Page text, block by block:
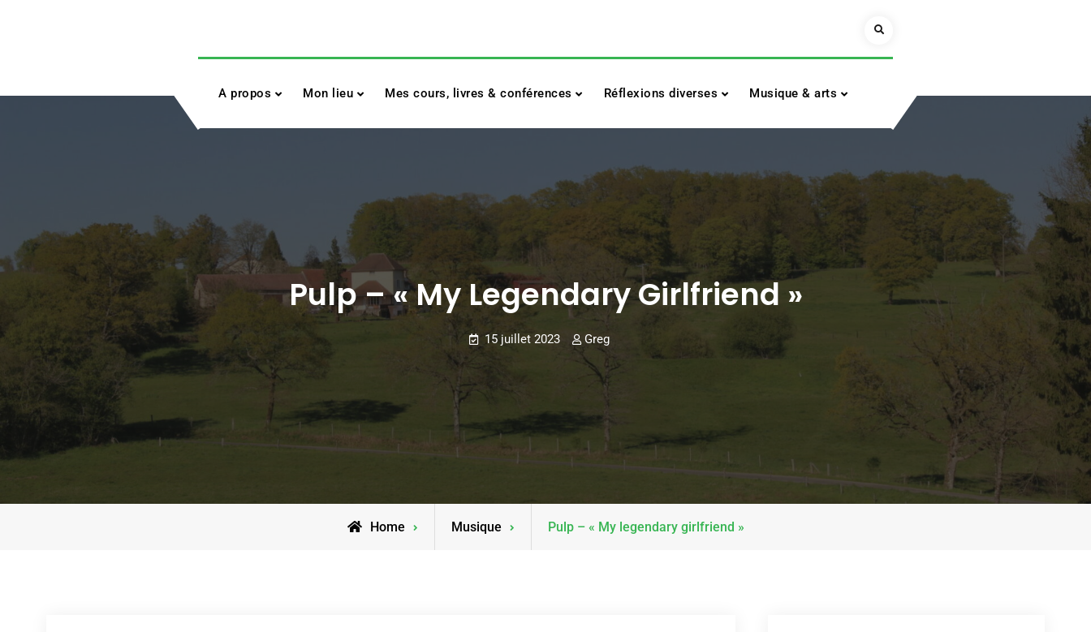
Search
A propos Mon lieu Mes cours, livres & conférences Réflexions diverses Musique & arts
Pulp – « My Legendary Girlfriend »
15 juillet 2023 Greg
Home Musique Pulp – « My legendary girlfriend »